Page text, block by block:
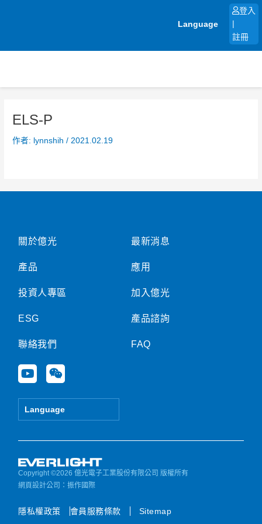
Language
登入
註冊
ELS-P
作者: lynnshih/ 2021.02.19
關於億光
產品
投資人專區
ESG
聯絡我們
Y
o
u
e
W
e
i
Language
最新消息
應用
加入億光
產品諮詢
FAQ
Copyright ©2026 億光電子工業股份有限公司 版權所有
網頁設計公司 ：振作國際
隱私權政策 會員服務條款 Sitemap